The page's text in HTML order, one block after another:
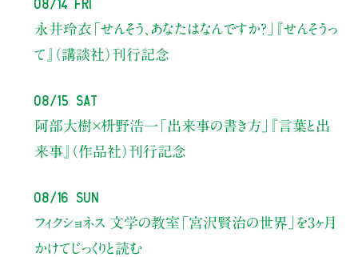
永井玲衣 「せんそう、あなたはなんですか？」
『せんそうっ
て』（講談社）刊行記念
08/15 Sat
阿部大樹×枡野浩一 「出来事の書き方」
『言葉と出
来事』（作品社）刊行記念
08/16 Sun
フィクショネス 文学の教室 「宮沢賢治の世界」を3ヶ月
かけてじっくりと読む